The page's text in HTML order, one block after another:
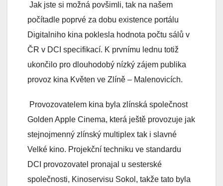
Jak jste si možná povšimli, tak na našem
počítadle poprvé za dobu existence portálu
Digitalniho kina poklesla hodnota počtu sálů v
ČR v DCI specifikací. K prvnímu lednu totiž
ukončilo pro dlouhodobý nízký zájem publika
provoz kina Květen ve Zlíně – Malenovicích.
Provozovatelem kina byla zlínská společnost
Golden Apple Cinema, která ještě provozuje jak
stejnojmenný zlínský multiplex tak i slavné
Velké kino. Projekční techniku ve standardu
DCI provozovatel pronajal u sesterské
společnosti, Kinoservisu Sokol, takže tato byla